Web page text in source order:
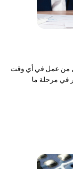
كل من عمل في أي وقت
في مرحلة ما